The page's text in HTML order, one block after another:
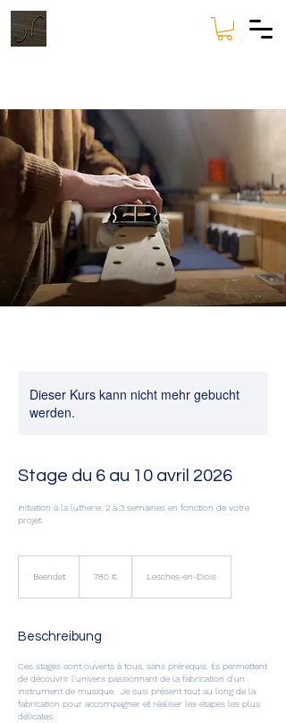
Dieser Kurs kann nicht mehr gebucht
werden.
Stage du 6 au 10 avril 2026
Initiation à la lutherie. 2 à 3 semaines en fonction de votre
projet.
Beendet
e
e
780 € Lesches-en-Diois
Beschreibung
Ces stages sont ouverts à tous, sans prérequis. Ils permettent
de découvrir l'univers passionnant de la fabrication d'un
instrument de musique. Je suis présent tout au long de la
fabrication pour accompagner et réaliser les étapes les plus
délicates.